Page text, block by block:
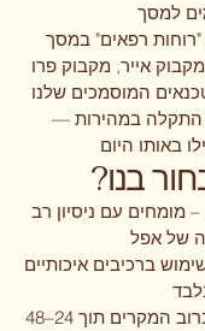
למסך
"רוחות רפאים" במסך
אייר, מקבוק פרו
המוסמכים שלנו
התקלה במהירות —
באותו היום
בנו
מומחים עם ניסיון רב
של אפל
ברכיבים איכותיים
✅ זמן תיקון מהיר – ברוב המקרים תוך 24–48